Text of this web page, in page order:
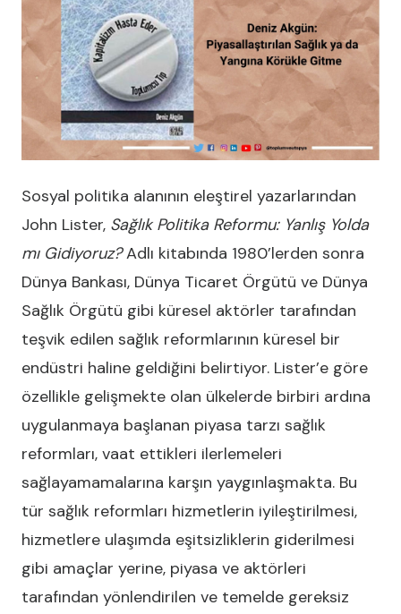
Sosyal politika alanının eleştirel yazarlarından
John Lister, Sağlık Politika Reformu: Yanlış Yolda
mı Gidiyoruz?Adlı kitabında 1980’lerden sonra
Dünya Bankası, Dünya Ticaret Örgütü ve Dünya
Sağlık Örgütü gibi küresel aktörler tarafından
teşvik edilen sağlık reformlarının küresel bir
endüstri haline geldiğini belirtiyor. Lister’e göre
özellikle gelişmekte olan ülkelerde birbiri ardına
uygulanmaya başlanan piyasa tarzı sağlık
reformları, vaat ettikleri ilerlemeleri
sağlayamamalarına karşın yaygınlaşmakta. Bu
tür sağlık reformları hizmetlerin iyileştirilmesi,
hizmetlere ulaşımda eşitsizliklerin giderilmesi
gibi amaçlar yerine, piyasa ve aktörleri
tarafından yönlendirilen ve temelde gereksiz